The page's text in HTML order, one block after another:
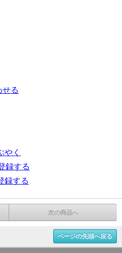
せる
やく
録する
録する
次の商品へ
ページの先頭へ戻る